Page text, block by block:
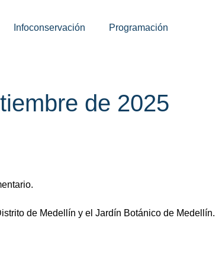
Infoconservación Programación
de 2025
de Medellín y el Jardín Botánico de Medellín.